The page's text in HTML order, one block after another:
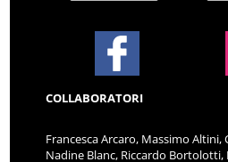
COLLABORATORI
Francesca Arcaro, Massimo Altini,
Nadine Blanc, Riccardo Bortolotti,